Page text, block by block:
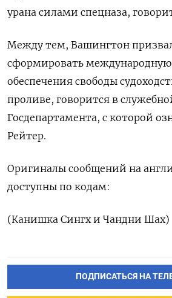
урана силами спецназа,
Между тем, ⁠Вашингтон
сформировать
обеспечения свободы
проливе, говорится в
Госдепартамента, с которой
Рейтер.
Оригиналы сообщений на
доступны по кодам:
(Канишка ‌Сингх и Чандни Шах)
ПОДПИСАТЬСЯ НА